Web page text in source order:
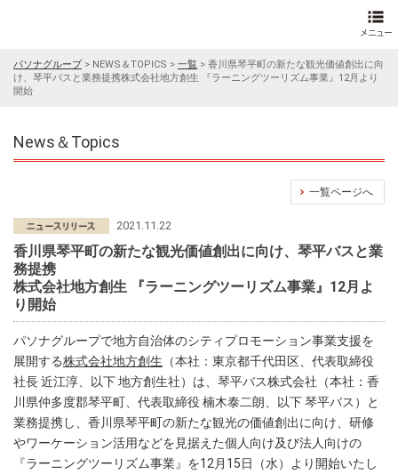
パソナグループ> NEWS＆TOPICS > 一覧 > 香川県琴平町の新たな観光価値創出に向
け、琴平バスと業務提携株式会社地方創生 『ラーニングツーリズム事業』12月より
開始
News＆Topics
一覧ページへ
2021.11.22
香川県琴平町の新たな観光価値創出に向け、琴平バスと業
務提携
株式会社地方創生 『ラーニングツーリズム事業』12月よ
り開始
パソナグループで地方自治体のシティプロモーション事業支援を
展開する株式会社地方創生 （本社：東京都千代田区、代表取締役
社長 近江淳、以下 地方創生社）は、琴平バス株式会社（本社：香
川県仲多度郡琴平町、代表取締役 楠木泰二朗、以下 琴平バス）と
業務提携し、香川県琴平町の新たな観光の価値創出に向け、研修
やワーケーション活用などを見据えた個人向け及び法人向けの
『ラーニングツーリズム事業』を12月15日（水）より開始いたし